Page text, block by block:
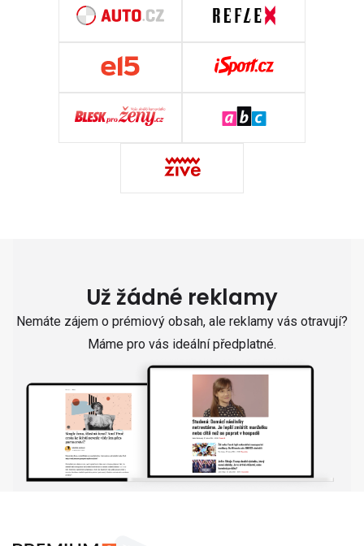
Už žádné reklamy
Nemáte zájem o prémiový obsah, ale reklamy vás otravují?
Máme pro vás ideální předplatné.